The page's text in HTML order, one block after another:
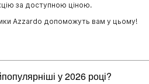
за доступною ціною.
Azzardo допоможуть вам у цьому!
у 2026 році?